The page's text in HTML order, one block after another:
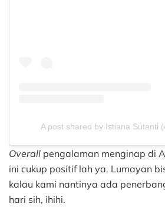
A post shared by Istiana Sutanti
Overall pengalaman menginap di
ini cukup positif lah ya. Lumayan
kalau kami nantinya ada
hari sih, ihihi.